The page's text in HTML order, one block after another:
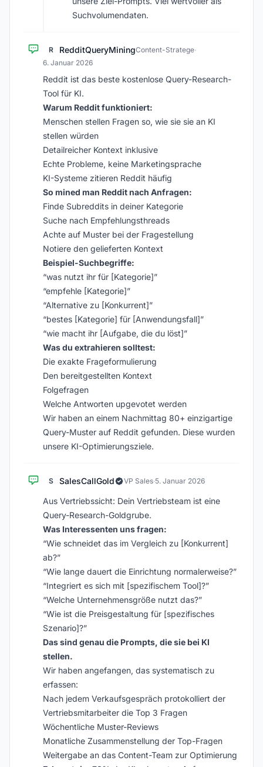
Suchvolumendaten.
R RedditQueryMiningContent-Stratege·
6. Januar 2026
Reddit ist das beste kostenlose Query-Research-
Tool für KI.
Warum Reddit funktioniert:
Menschen stellen Fragen so, wie sie sie an KI
stellen würden
Detailreicher Kontext inklusive
Echte Probleme, keine Marketingsprache
KI-Systeme zitieren Reddit häufig
So mined man Reddit nach Anfragen:
Finde Subreddits in deiner Kategorie
Suche nach Empfehlungsthreads
Achte auf Muster bei der Fragestellung
Notiere den gelieferten Kontext
Beispiel-Suchbegriffe:
“was nutzt ihr für [Kategorie]”
“empfehle [Kategorie]”
“Alternative zu [Konkurrent]”
“bestes [Kategorie] für [Anwendungsfall]”
“wie macht ihr [Aufgabe, die du löst]”
Was du extrahieren solltest:
Die exakte Frageformulierung
Den bereitgestellten Kontext
Folgefragen
Welche Antworten upgevotet werden
Wir haben an einem Nachmittag 80+ einzigartige
Query-Muster auf Reddit gefunden. Diese wurden
unsere KI-Optimierungsziele.
S SalesCallGold VP Sales·5. Januar 2026
Aus Vertriebssicht: Dein Vertriebsteam ist eine
Query-Research-Goldgrube.
Was Interessenten uns fragen:
“Wie schneidet das im Vergleich zu [Konkurrent]
ab?”
“Wie lange dauert die Einrichtung normalerweise?”
“Integriert es sich mit [spezifischem Tool]?”
“Welche Unternehmensgröße nutzt das?”
“Wie ist die Preisgestaltung für [spezifisches
Szenario]?”
Das sind genau die Prompts, die sie bei KI
stellen.
Wir haben angefangen, das systematisch zu
erfassen:
Nach jedem Verkaufsgespräch protokolliert der
Vertriebsmitarbeiter die Top 3 Fragen
Wöchentliche Muster-Reviews
Monatliche Zusammenstellung der Top-Fragen
Weitergabe an das Content-Team zur Optimierung